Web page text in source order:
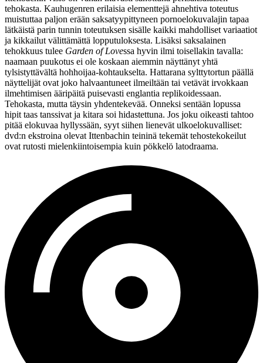
tehokasta. Kauhugenren erilaisia elementtejä ahnehtiva toteutus
muistuttaa paljon erään saksatyypittyneen pornoelokuvalajin tapaa
lätkäistä parin tunnin toteutuksen sisälle kaikki mahdolliset variaatiot
ja kikkailut välittämättä lopputuloksesta. Lisäksi saksalainen
tehokkuus tulee Garden of Lovessa hyvin ilmi toisellakin tavalla:
naamaan puukotus ei ole koskaan aiemmin näyttänyt yhtä
tylsistyttävältä hohhoijaa-kohtaukselta. Hattarana sylttytortun päällä
näyttelijät ovat joko halvaantuneet ilmeiltään tai vetävät irvokkaan
ilmehtimisen ääripäitä puisevasti englantia replikoidessaan.
Tehokasta, mutta täysin yhdentekevää. Onneksi sentään lopussa
hipit taas tanssivat ja kitara soi hidastettuna. Jos joku oikeasti tahtoo
pitää elokuvaa hyllyssään, syyt siihen lienevät ulkoelokuvalliset:
dvd:n ekstroina olevat Ittenbachin teininä tekemät tehostekokeilut
ovat rutosti mielenkiintoisempia kuin pökkelö latodraama.